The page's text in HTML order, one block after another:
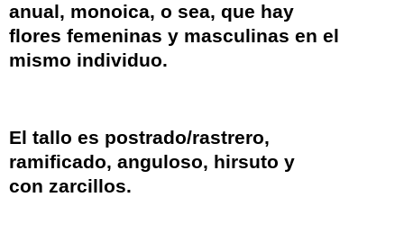
anual, monoica, o sea, que hay
flores femeninas y masculinas en el
mismo individuo.
El tallo es postrado/rastrero,
ramificado, anguloso, hirsuto y
con zarcillos.